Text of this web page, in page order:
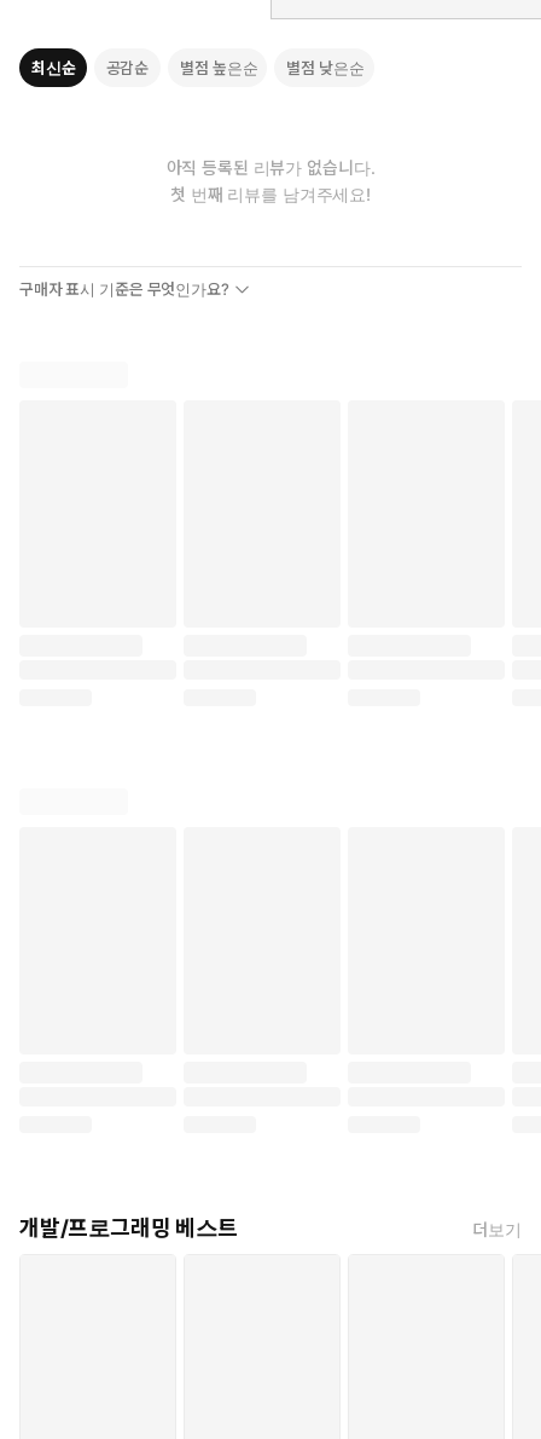
최신순 공감순 별점 높은순 별점 낮은순
아직 등록된 리뷰가 없습니다.
첫 번째 리뷰를 남겨주세요!
구매자 표시 기준은 무엇인가요?
개발/프로그래밍 베스트 더보기